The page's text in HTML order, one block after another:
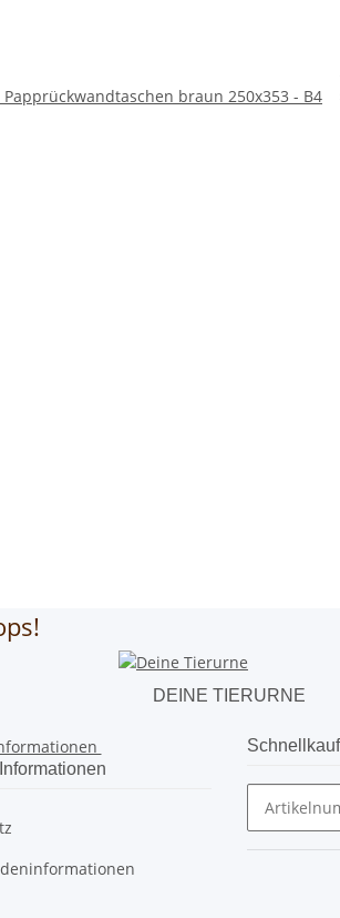
Papprückwandtaschen braun 250x353 - B4
DEINE TIERURNE
Schnellkauf